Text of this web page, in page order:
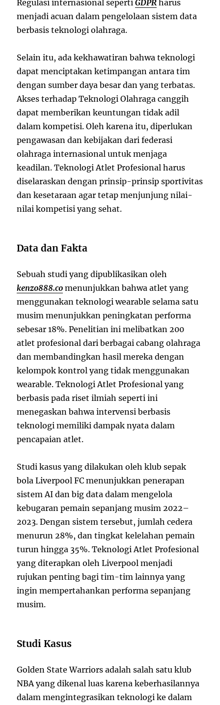
Regulasi internasional sepertiGDPR harus
menjadi acuan dalam pengelolaan sistem data
berbasis teknologi olahraga.
Selain itu, ada kekhawatiran bahwa teknologi
dapat menciptakan ketimpangan antara tim
dengan sumber daya besar dan yang terbatas.
Akses terhadapTeknologi Olahragacanggih
dapat memberikan keuntungan tidak adil
dalam kompetisi. Oleh karena itu, diperlukan
pengawasan dan kebijakan dari federasi
olahraga internasional untuk menjaga
keadilan. Teknologi Atlet Profesional harus
diselaraskan dengan prinsip-prinsip sportivitas
dan kesetaraan agar tetap menjunjung nilai-
nilai kompetisi yang sehat.
Data dan Fakta
Sebuah studi yang dipublikasikan oleh
kenzo888.co menunjukkan bahwa atlet yang
menggunakan teknologi wearable selama satu
musim menunjukkan peningkatan performa
sebesar 18%. Penelitian ini melibatkan 200
atlet profesional dari berbagai cabang olahraga
dan membandingkan hasil mereka dengan
kelompok kontrol yang tidak menggunakan
wearable. Teknologi Atlet Profesional yang
berbasis pada riset ilmiah seperti ini
menegaskan bahwa intervensi berbasis
teknologi memiliki dampak nyata dalam
pencapaian atlet.
Studi kasus yang dilakukan oleh klub sepak
bola Liverpool FC menunjukkan penerapan
sistem AI dan big data dalam mengelola
kebugaran pemain sepanjang musim 2022–
2023. Dengan sistem tersebut, jumlah cedera
menurun 28%, dan tingkat kelelahan pemain
turun hingga 35%. Teknologi Atlet Profesional
yang diterapkan oleh Liverpool menjadi
rujukan penting bagi tim-tim lainnya yang
ingin mempertahankan performa sepanjang
musim.
Studi Kasus
Golden State Warriors adalah salah satu klub
NBA yang dikenal luas karena keberhasilannya
dalam mengintegrasikan teknologi ke dalam